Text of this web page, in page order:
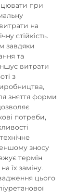
при
на
стійкість.
завдяки
та
витрати
з
зняття форми
потреби,
зносу
термін
їх заміну.
цього